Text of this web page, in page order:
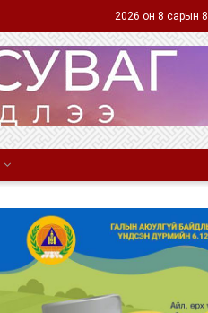
2026 он 8 сарын 8